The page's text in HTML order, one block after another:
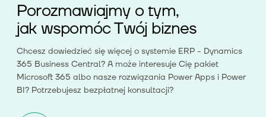
Porozmawiajmy o tym,
jak wspomóc Twój biznes
Chcesz dowiedzieć się więcej o systemie ERP - Dynamics
365 Business Central? A może interesuje Cię pakiet
Microsoft 365 albo nasze rozwiązania Power Apps i Power
BI? Potrzebujesz bezpłatnej konsultacji?